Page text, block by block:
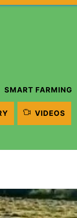
SMART FARMING
VIDEOS